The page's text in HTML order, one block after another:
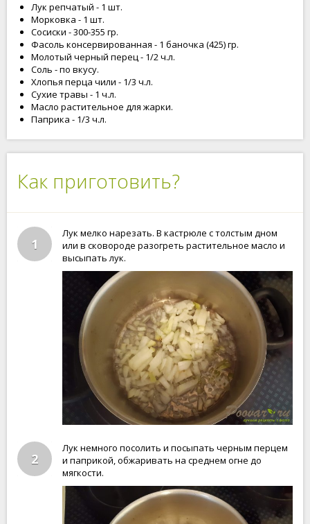
Лук репчатый - 1 шт.
Морковка - 1 шт.
Сосиски - 300-355 гр.
Фасоль консервированная - 1 баночка (425) гр.
Молотый черный перец - 1/2 ч.л.
Соль - по вкусу.
Хлопья перца чили - 1/3 ч.л.
Сухие травы - 1 ч.л.
Масло растительное для жарки.
Паприка - 1/3 ч.л.
Как приготовить?
1
Лук мелко нарезать. В кастрюле с толстым дном
или в сковороде разогреть растительное масло и
высыпать лук.
2
Лук немного посолить и посыпать черным перцем
и паприкой, обжаривать на среднем огне до
мягкости.